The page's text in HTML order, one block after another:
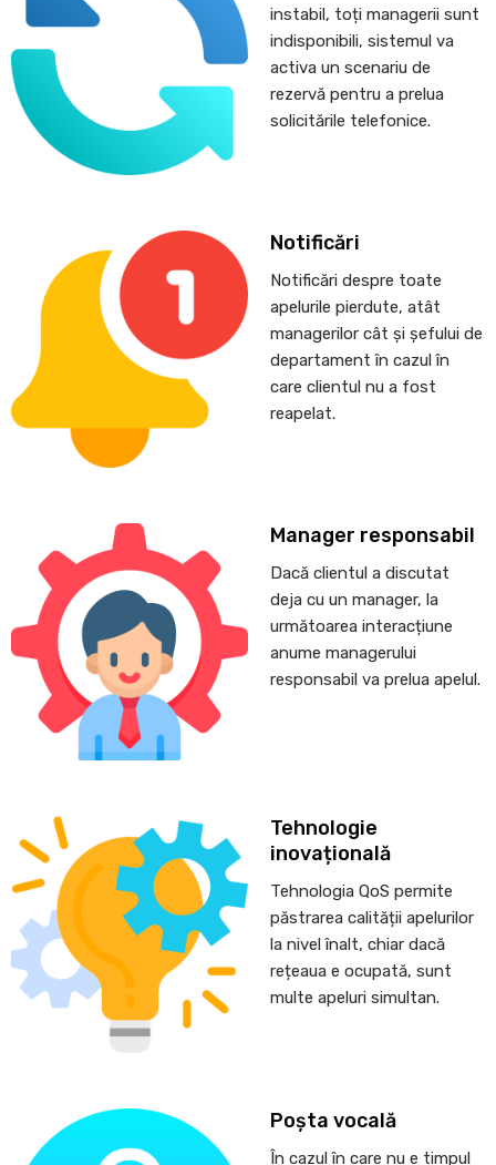
instabil, toți managerii sunt
indisponibili, sistemul va
activa un scenariu de
rezervă pentru a prelua
solicitările telefonice.
Notificări
Notificări despre toate
apelurile pierdute, atât
managerilor cât și șefului de
departament în cazul în
care clientul nu a fost
reapelat.
Manager responsabil
Dacă clientul a discutat
deja cu un manager, la
următoarea interacțiune
anume managerului
responsabil va prelua apelul.
Tehnologie
inovațională
Tehnologia QoS permite
păstrarea calității apelurilor
la nivel înalt, chiar dacă
rețeaua e ocupată, sunt
multe apeluri simultan.
Poșta vocală
În cazul în care nu e timpul